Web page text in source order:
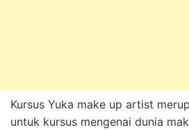
Kursus Yuka make up artist
untuk kursus mengenai dunia